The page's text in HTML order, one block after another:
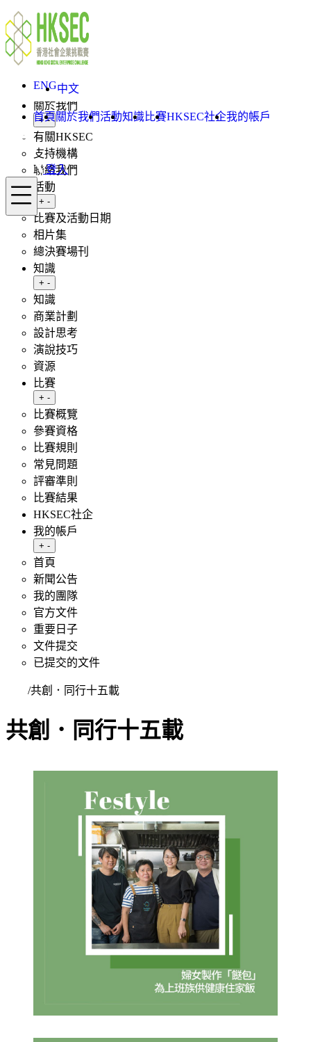
Skip to content
ENG中文
首頁關於我們活動知識比賽HKSEC社企我的帳戶
登入
Menu
ENG
中文
登入
首頁
關於我們
Toggle submenu
+ -
有關HKSEC
支持機構
聯絡我們
活動
Toggle submenu
+ -
比賽及活動日期
相片集
總決賽場刊
知識
Toggle submenu
+ -
知識
商業計劃
設計思考
演說技巧
資源
比賽
Toggle submenu
+ -
比賽概覽
參賽資格
比賽規則
常見問題
評審準則
比賽結果
HKSEC社企
我的帳戶
Toggle submenu
+ -
首頁
新聞公告
我的團隊
官方文件
重要日子
文件提交
已提交的文件
/共創．同行十五載
共創．同行十五載